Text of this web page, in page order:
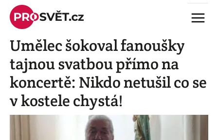
Skip
content
Menu
Umělec šokoval fanoušky
tajnou svatbou přímo na
koncertě: Nikdo netušil co se
v kostele chystá!